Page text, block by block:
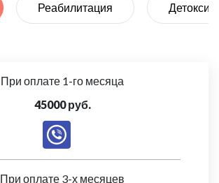
Реабилитация
При оплате 1-го месяца
45000 руб.
При оплате 3-х месяцев